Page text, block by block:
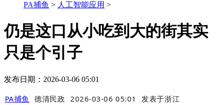
PA捕鱼 > 人工智能应用 >
仍是这口从小吃到大的街其实
只是个引子
发布日期：2026-03-06 05:01
PA捕鱼 德清民政 2026-03-06 05:01 发表于浙江